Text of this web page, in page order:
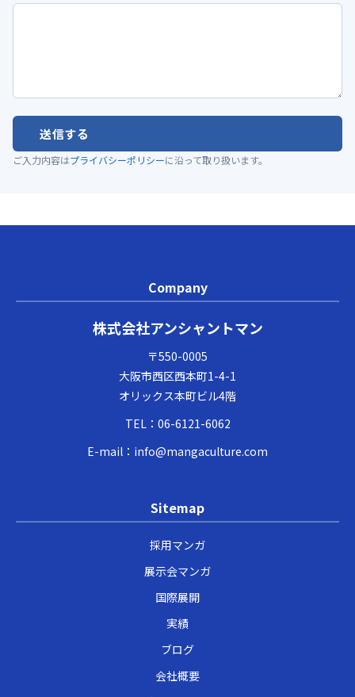
送信する
ご入力内容はプライバシーポリシーに沿って取り扱います。
Company
株式会社アンシャントマン
〒550-0005
大阪市西区西本町1-4-1
オリックス本町ビル4階
TEL： 06-6121-6062
E-mail： info@mangaculture.com
Sitemap
採用マンガ
展示会マンガ
国際展開
実績
ブログ
会社概要